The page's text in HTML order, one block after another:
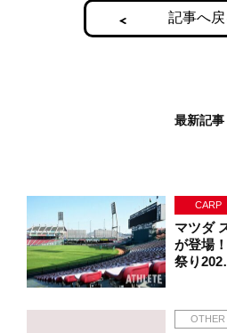
記事へ戻
最新記事
CARP
マツダ
が登場
祭り
OTHER